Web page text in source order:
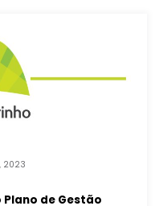
2023
Plano de Gestão